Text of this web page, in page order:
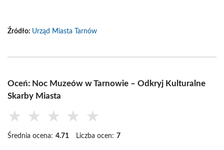
Źródło: Urząd Miasta Tarnów
Oceń: Noc Muzeów w Tarnowie – Odkryj Kulturalne
Skarby Miasta
★ ★ ★ ★ ★
Średnia ocena: 4.71 Liczba ocen: 7